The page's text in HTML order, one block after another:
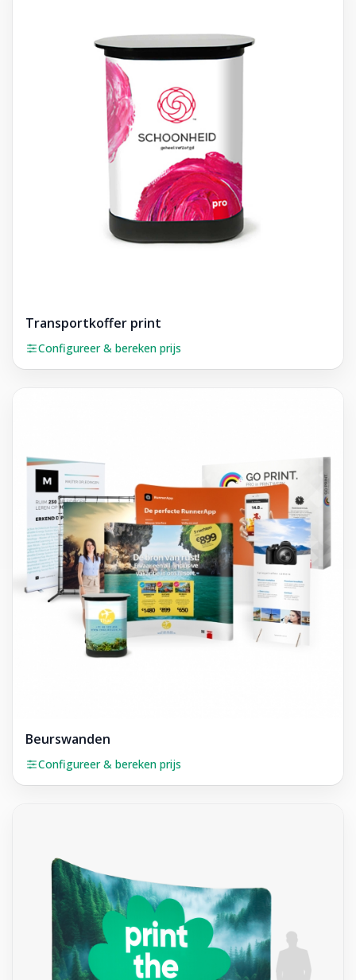
Transportkoffer print
Configureer & bereken prijs
Beurswanden
Configureer & bereken prijs